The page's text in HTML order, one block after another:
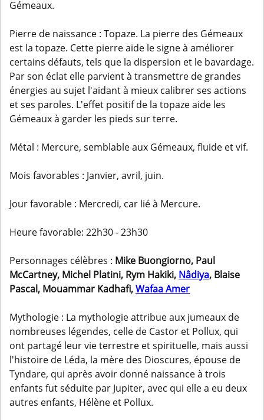
Gémeaux.
Pierre de naissance : Topaze. La pierre des Gémeaux
est la topaze. Cette pierre aide le signe à améliorer
certains défauts, tels que la dispersion et le bavardage.
Par son éclat elle parvient à transmettre de grandes
énergies au sujet l'aidant à mieux calibrer ses actions
et ses paroles. L'effet positif de la topaze aide les
Gémeaux à garder les pieds sur terre.
Métal : Mercure, semblable aux Gémeaux, fluide et vif.
Mois favorables : Janvier, avril, juin.
Jour favorable : Mercredi, car lié à Mercure.
Heure favorable: 22h30 - 23h30
Personnages célèbres : Mike Buongiorno, Paul
McCartney, Michel Platini, Rym Hakiki, Nâdiya, Blaise
Pascal, Mouammar Kadhafi,Wafaa Amer
Mythologie : La mythologie attribue aux jumeaux de
nombreuses légendes, celle de Castor et Pollux, qui
ont partagé leur vie terrestre et spirituelle, mais aussi
l'histoire de Léda, la mère des Dioscures, épouse de
Tyndare, qui après avoir donné naissance à trois
enfants fut séduite par Jupiter, avec qui elle a eu deux
autres enfants, Hélène et Pollux.